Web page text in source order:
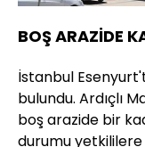
BOŞ ARAZİDE
İstanbul
bulundu. Ardıçlı
boş arazide bir
durumu yetkililere